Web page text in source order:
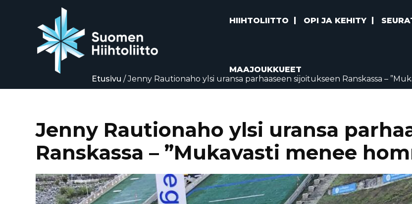
HIIHTOLIITTO OPI JA KEHITY
MAAJOUKKUEET
Etusivu /Jenny Rautionaho ylsi uransa parhaaseen sijoitukseen Ranskassa –
Jenny Rautionaho ylsi uransa
Ranskassa – ”Mukavasti menee